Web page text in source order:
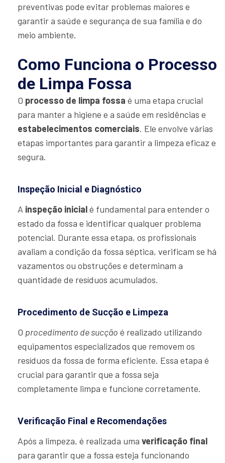
preventivas pode evitar problemas maiores e
garantir a saúde e segurança de sua família e do
meio ambiente.
Como Funciona o Processo
de Limpa Fossa
O processo de limpa fossa é uma etapa crucial
para manter a higiene e a saúde em residências e
estabelecimentos comerciais. Ele envolve várias
etapas importantes para garantir a limpeza eficaz e
segura.
Inspeção Inicial e Diagnóstico
A inspeção inicialé fundamental para entender o
estado da fossa e identificar qualquer problema
potencial. Durante essa etapa, os profissionais
avaliam a condição da fossa séptica, verificam se há
vazamentos ou obstruções e determinam a
quantidade de resíduos acumulados.
Procedimento de Sucção e Limpeza
O procedimento de sucção é realizado utilizando
equipamentos especializados que removem os
resíduos da fossa de forma eficiente. Essa etapa é
crucial para garantir que a fossa seja
completamente limpa e funcione corretamente.
Verificação Final e Recomendações
Após a limpeza, é realizada uma verificação final
para garantir que a fossa esteja funcionando